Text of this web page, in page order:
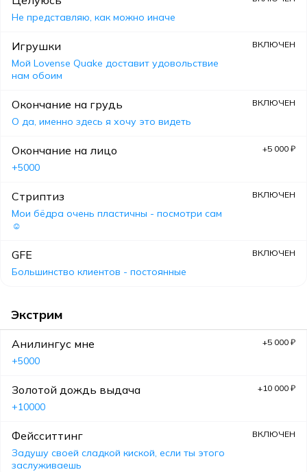
Не представляю, как можно иначе
Игрушки ВКЛЮЧЕН
Мой Lovense Quake доставит удовольствие
нам обоим
Окончание на грудь ВКЛЮЧЕН
О да, именно здесь я хочу это видеть
Окончание на лицо +5 000 ₽
+5000
Стриптиз ВКЛЮЧЕН
Мои бёдра очень пластичны - посмотри сам
☺️
GFE ВКЛЮЧЕН
Большинство клиентов - постоянные
Экстрим
Анилингус мне +5 000 ₽
+5000
Золотой дождь выдача +10 000 ₽
+10000
Фейсситтинг ВКЛЮЧЕН
Задушу своей сладкой киской, если ты этого
заслуживаешь